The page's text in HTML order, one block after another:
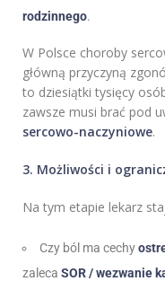
rodzinnego.
W Polsce choroby
główną przyczyną
to dziesiątki tysięcy
zawsze musi brać pod
sercowo-naczyniowe.
3. Możliwości i
Na tym etapie lekarz
Czy ból ma cechy
zaleca SOR / wezwanie